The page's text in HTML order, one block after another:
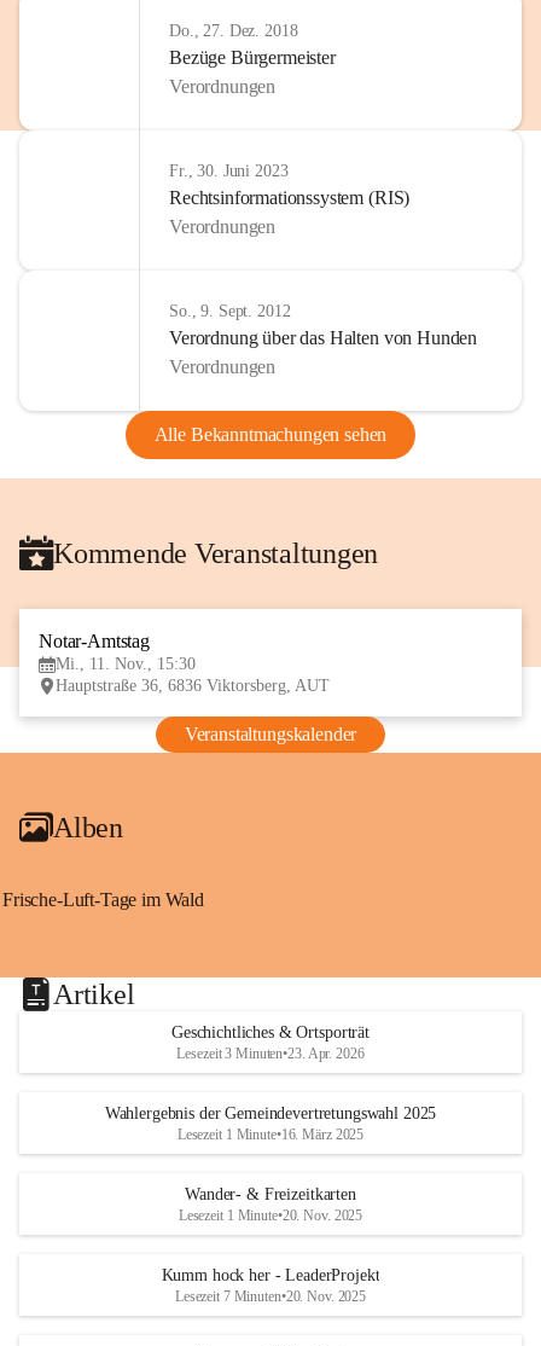
Do., 27. Dez. 2018
Bezüge Bürgermeister
Verordnungen
Fr., 30. Juni 2023
Rechtsinformationssystem (RIS)
Verordnungen
So., 9. Sept. 2012
Verordnung über das Halten von Hunden
Verordnungen
Alle Bekanntmachungen sehen
Kommende Veranstaltungen
Notar-Amtstag
Mi., 11. Nov., 15:30
Hauptstraße 36, 6836 Viktorsberg, AUT
Veranstaltungskalender
Alben
Frische-Luft-Tage im Wald
Artikel
Geschichtliches & Ortsporträt
Lesezeit 3 Minuten•23. Apr. 2026
Wahlergebnis der Gemeindevertretungswahl 2025
Lesezeit 1 Minute•16. März 2025
Wander- & Freizeitkarten
Lesezeit 1 Minute•20. Nov. 2025
Kumm hock her - LeaderProjekt
Lesezeit 7 Minuten•20. Nov. 2025